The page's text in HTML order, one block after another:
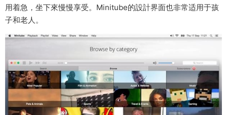
用着急，坐下來慢慢享受。Minitube的設計界面也非常适用于孩
子和老人。